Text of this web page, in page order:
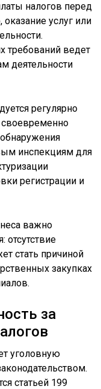
налогов перед
услуг или
требований ведет
деятельности
регулярно
своевременно
инспекциям для
регистрации и
важно
отсутствие
стать причиной
закупках
за
уголовную
статьей 199